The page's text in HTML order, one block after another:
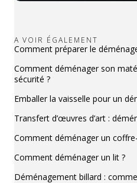
A VOIR ÉGALEMENT
Comment préparer le
Comment déménager son
sécurité ?
Emballer la vaisselle pour un
Transfert d’œuvres d’art :
Comment déménager un
Comment déménager un lit ?
Déménagement billard :